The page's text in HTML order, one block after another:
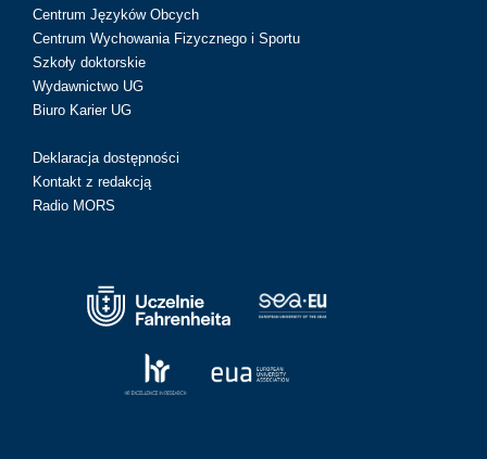
Centrum Języków Obcych
Centrum Wychowania Fizycznego i Sportu
Szkoły doktorskie
Wydawnictwo UG
Biuro Karier UG
Deklaracja dostępności
Kontakt z redakcją
Radio MORS